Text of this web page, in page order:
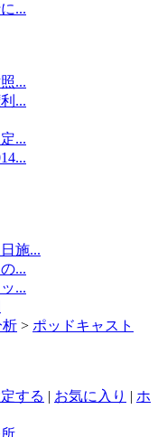
...
...
...
...
施...
...
...
析 > ポッドキャスト
する | お気に入り | ホ